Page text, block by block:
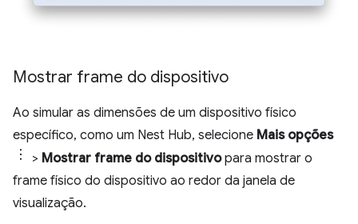
Mostrar frame do dispositivo
Ao simular as dimensões de um dispositivo físico
específico, como um Nest Hub, selecione Mais opções
> Mostrar frame do dispositivopara mostrar o
frame físico do dispositivo ao redor da janela de
visualização.